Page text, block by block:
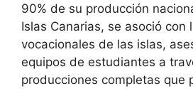
90% de su producción
Islas Canarias, se asoció con
vocacionales de las islas,
equipos de estudiantes a
producciones completas que